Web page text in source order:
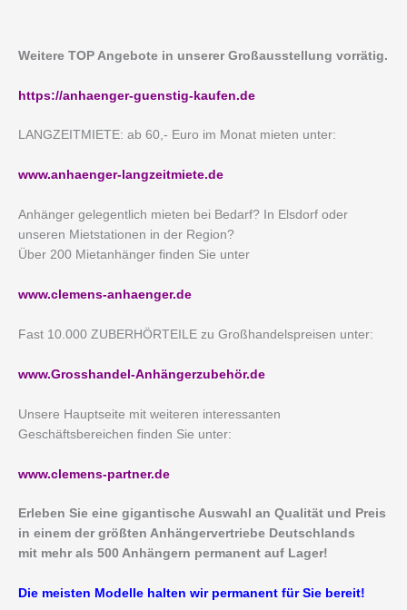
Weitere TOP Angebote in unserer Großausstellung vorrätig.
https://anhaenger-guenstig-kaufen.de
LANGZEITMIETE: ab 60,- Euro im Monat mieten unter:
www.anhaenger-langzeitmiete.de
Anhänger gelegentlich mieten bei Bedarf? In Elsdorf oder
unseren Mietstationen in der Region?
Über 200 Mietanhänger finden Sie unter
www.clemens-anhaenger.de
Fast 10.000 ZUBERHÖRTEILE zu Großhandelspreisen unter:
www.Grosshandel-Anhängerzubehör.de
Unsere Hauptseite mit weiteren interessanten
Geschäftsbereichen finden Sie unter:
www.clemens-partner.de
Erleben Sie eine gigantische Auswahl an Qualität und Preis
in einem der größten Anhängervertriebe Deutschlands
mit mehr als 500 Anhängern permanent auf Lager!
Die meisten Modelle halten wir permanent für Sie bereit!